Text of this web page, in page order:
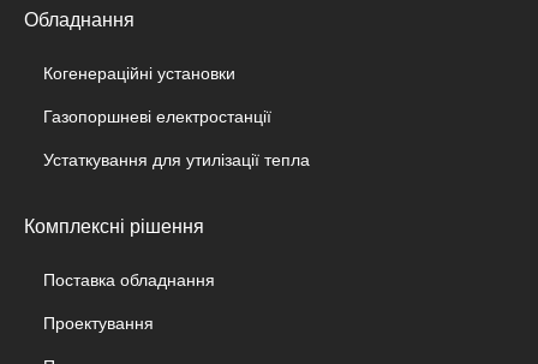
Обладнання
Когенераційні установки
Газопоршневі електростанції
Устаткування для утилізації тепла
Комплексні рішення
Поставка обладнання
Проектування